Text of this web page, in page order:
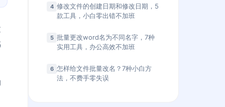
4 修改文件的创建日期和修改日期，5
款工具，小白零出错不加班
5 批量更改word名为不同名字，7种
实用工具，办公高效不加班
6 怎样给文件批量改名？7种小白方
法，不费手零失误